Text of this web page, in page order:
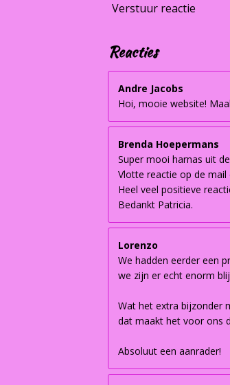
Verstuur reactie
Reacties
Andre Jacobs
Hoi, mooie website!
Brenda Hoepermans
Super mooi harnas uit
Vlotte reactie op de mail
Heel veel positieve
Bedankt Patricia.
Lorenzo
We hadden eerder een
we zijn er echt enorm
Wat het extra bijzonder
dat maakt het voor ons
Absoluut een aanrader!